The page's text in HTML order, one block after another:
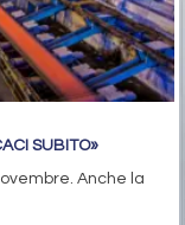
SUBITO»
Anche la